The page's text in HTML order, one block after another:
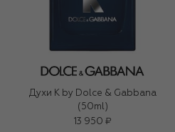
Духи K by Dolce & Gabbana
(50ml)
13 950 ₽